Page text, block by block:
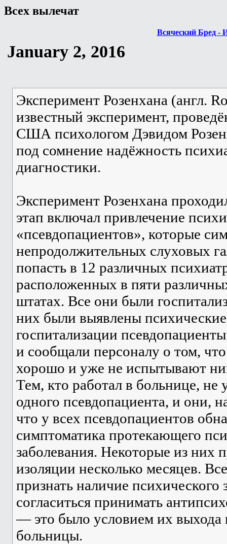
Всех вылечат
Всяческий Бред -
January 2, 2016
Эксперимент Розенхана (англ.
известный эксперимент,
США психологом Дэвидом
под сомнение надёжность
диагностики.
Эксперимент Розенхана
этап включал привлечение
«псевдопациентов», которые
непродолжительных слуховых
попасть в 12 различных
расположенных в пяти
штатах. Все они были
них были выявлены
госпитализации
и сообщали персоналу о том,
хорошо и уже не испытывают
Тем, кто работал в больнице, не
одного псевдопациента, и они,
что у всех псевдопациентов
симптоматика протекающего
заболевания. Некоторые из них
изоляции несколько месяцев.
признать наличие психического
согласиться принимать
— это было условием их выхода
больницы.